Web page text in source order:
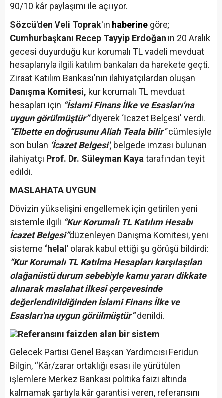
90/10 kâr paylaşımı ile açılıyor.
Sözcü'den Veli Toprak'ın haberine göre;
Cumhurbaşkanı Recep Tayyip Erdoğan'ın 20 Aralık
gecesi duyurduğu kur korumalı TL vadeli mevduat
hesaplarıyla ilgili katılım bankaları da harekete geçti.
Ziraat Katılım Bankası'nın ilahiyatçılardan oluşan
Danışma Komitesi, kur korumalı TL mevduat
hesapları için “İslami Finans İlke ve Esasları'na
uygun görülmüştür”diyerek ‘İcazet Belgesi' verdi.
“Elbette en doğrusunu Allah Teala bilir”cümlesiyle
son bulan ‘İcazet Belgesi', belgede imzası bulunan
ilahiyatçı Prof. Dr. Süleyman Kaya tarafından teyit
edildi.
MASLAHATA UYGUN
Dövizin yükselişini engellemek için getirilen yeni
sistemle ilgili “Kur Korumalı TL Katılım Hesabı
İcazet Belgesi”düzenleyen Danışma Komitesi, yeni
sisteme ‘helal' olarak kabul ettiği şu görüşü bildirdi:
“Kur Korumalı TL Katılma Hesapları karşılaşılan
olağanüstü durum sebebiyle kamu yararı dikkate
alınarak maslahat ilkesi çerçevesinde
değerlendirildiğinden İslami Finans İlke ve
Esasları'na uygun görülmüştür”denildi.
Referansını faizden alan bir sistem
Gelecek Partisi Genel Başkan Yardımcısı Feridun
Bilgin, “Kâr/zarar ortaklığı esası ile yürütülen
işlemlere Merkez Bankası politika faizi altında
kalmamak şartıyla kâr garantisi veren, referansını